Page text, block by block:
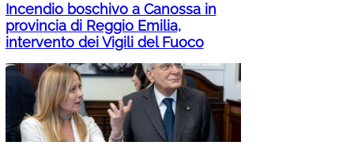
Incendio boschivo a Canossa in
provincia di Reggio Emilia,
intervento dei Vigili del Fuoco